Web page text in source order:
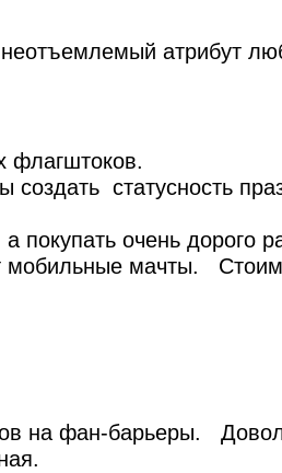
атрибут
флагштоков.
статусность
а покупать очень дорого
мобильные мачты.
на фан-барьеры.